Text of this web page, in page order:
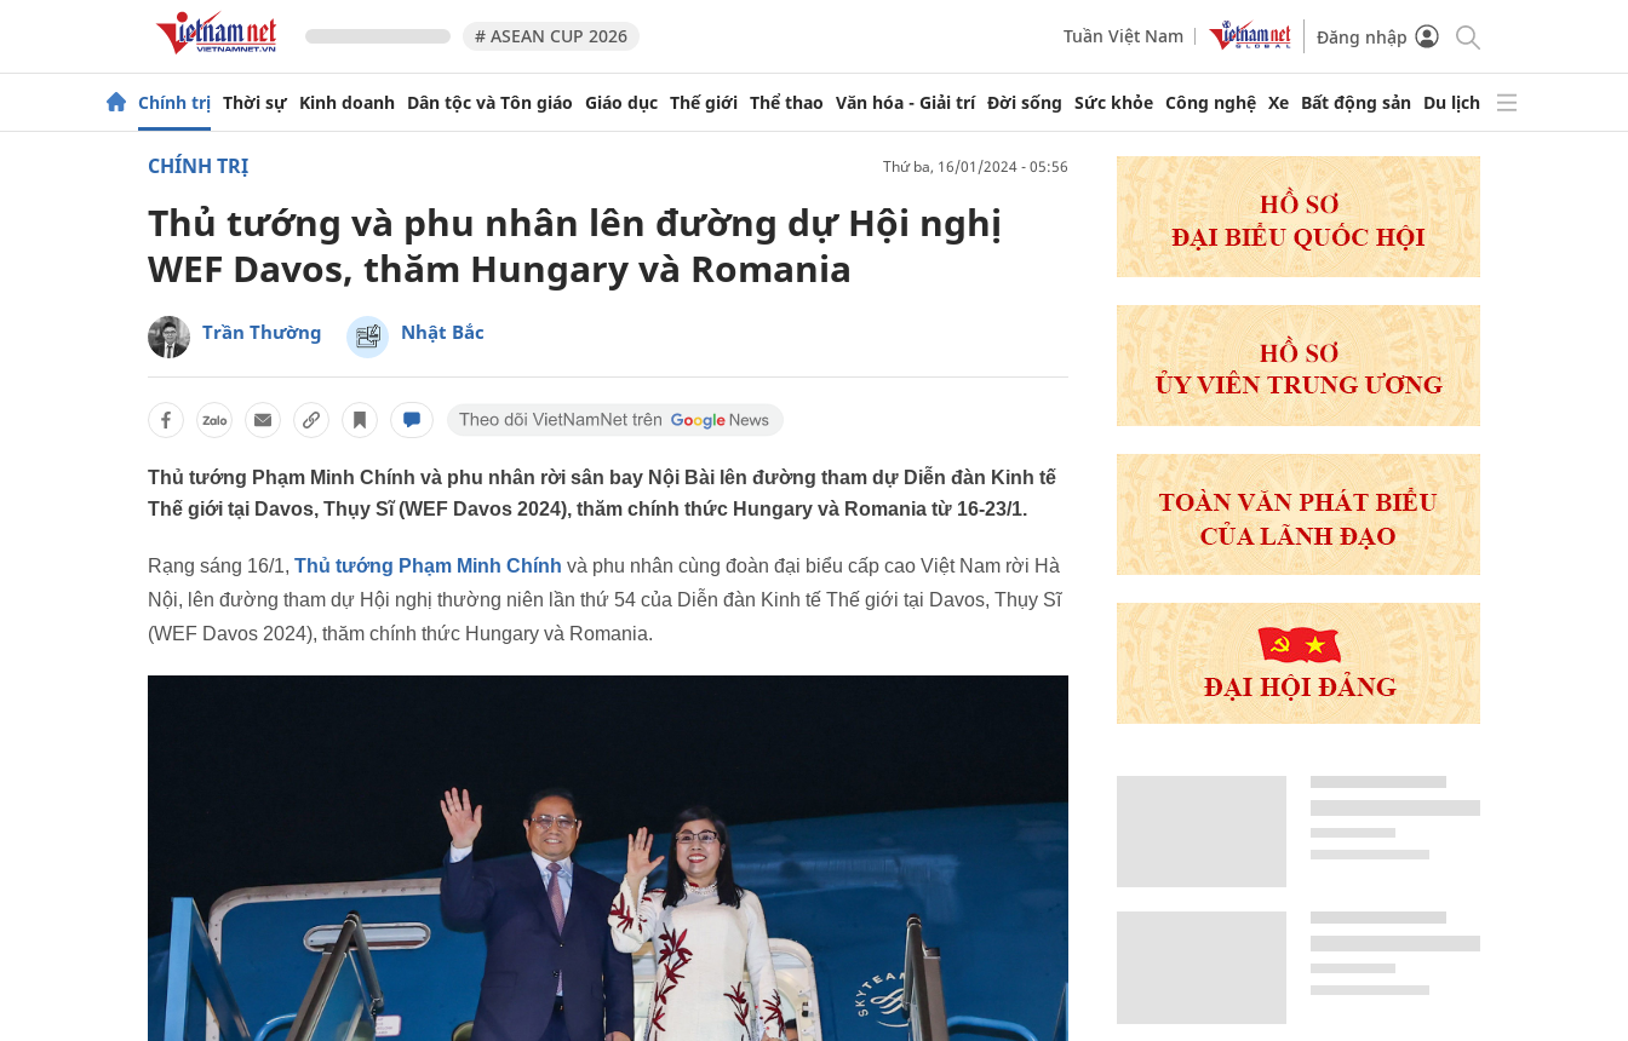
# ASEAN CUP 2026 Tuần Việt Nam Đăng nhập
Chính trị Thời sự Kinh doanh Dân tộc và Tôn giáo Giáo dục Thế giới Thể thao Văn hóa - Giải trí Đời sống Sức khỏe Công nghệ Xe Bất động sản Du lịch
CHÍNH TRỊ thứ ba, 16/01/2024 - 05:56
Thủ tướng và phu nhân lên đường dự Hội nghị
WEF Davos, thăm Hungary và Romania
Trần Thường Nhật Bắc
Thủ tướng Phạm Minh Chính và phu nhân rời sân bay Nội Bài lên đường tham dự Diễn đàn Kinh tế
Thế giới tại Davos, Thụy Sĩ (WEF Davos 2024), thăm chính thức Hungary và Romania từ 16-23/1.
Rạng sáng 16/1, Thủ tướng Phạm Minh Chính và phu nhân cùng đoàn đại biểu cấp cao Việt Nam rời Hà
Nội, lên đường tham dự Hội nghị thường niên lần thứ 54 của Diễn đàn Kinh tế Thế giới tại Davos, Thụy Sĩ
(WEF Davos 2024), thăm chính thức Hungary và Romania.